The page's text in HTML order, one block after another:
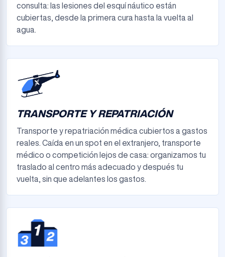
consulta: las lesiones del esquí náutico están
cubiertas, desde la primera cura hasta la vuelta al
agua.
TRANSPORTE Y REPATRIACIÓN
Transporte y repatriación médica cubiertos a gastos
reales. Caída en un spot en el extranjero, transporte
médico o competición lejos de casa: organizamos tu
traslado al centro más adecuado y después tu
vuelta, sin que adelantes los gastos.